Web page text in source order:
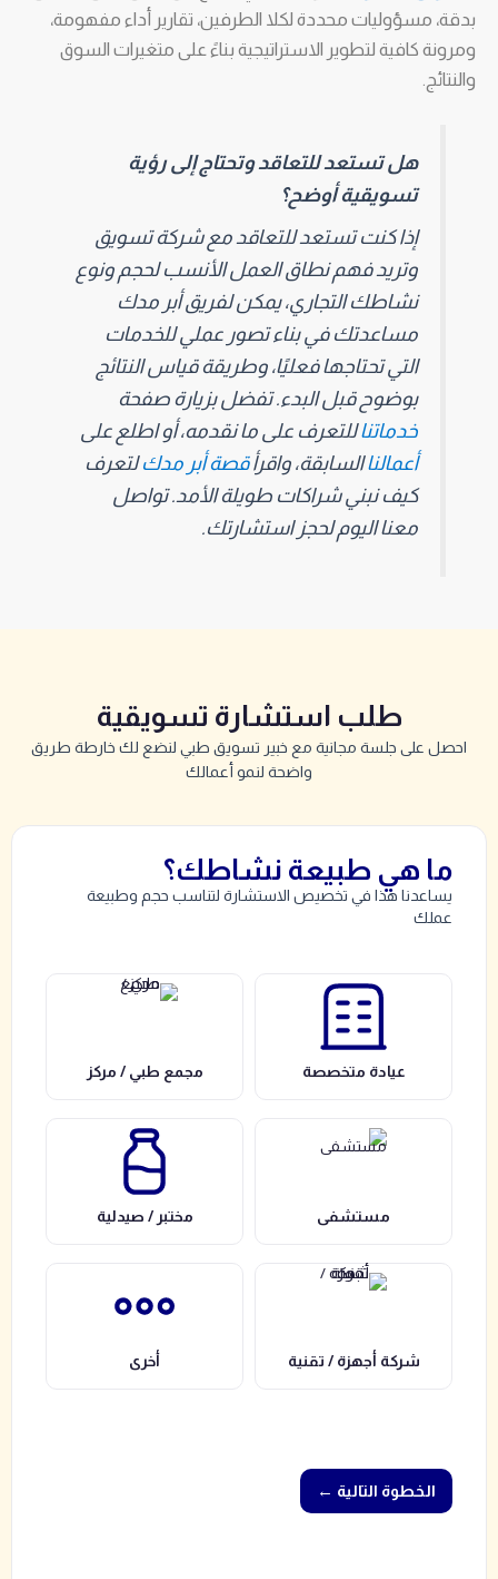
بدقة، مسؤوليات محددة لكلا الطرفين، تقارير أداء مفهومة،
ومرونة كافية لتطوير الاستراتيجية بناءً على متغيرات السوق
والنتائج.
هل تستعد للتعاقد وتحتاج إلى رؤية
تسويقية أوضح؟
إذا كنت تستعد للتعاقد مع شركة تسويق
وتريد فهم نطاق العمل الأنسب لحجم ونوع
نشاطك التجاري، يمكن لفريق أبر مدك
مساعدتك في بناء تصور عملي للخدمات
التي تحتاجها فعليًا، وطريقة قياس النتائج
بوضوح قبل البدء. تفضل بزيارة صفحة
خدماتناللتعرف على ما نقدمه، أو اطلع على
أعمالناالسابقة، واقرأقصة أبر مدكلتعرف
كيف نبني شراكات طويلة الأمد. تواصل
معنا اليوم لحجز استشارتك.
طلب استشارة تسويقية
احصل على جلسة مجانية مع خبير تسويق طبي لنضع لك خارطة طريق
واضحة لنمو أعمالك
ما هي طبيعة نشاطك؟
يساعدنا هذا في تخصيص الاستشارة لتناسب حجم وطبيعة
عملك
عيادة متخصصة مجمع طبي / مركز
مستشفى مختبر / صيدلية
شركة أجهزة / تقنية أخرى
← الخطوة التالية